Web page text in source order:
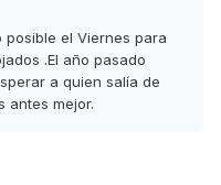
posible el Viernes para
.El año pasado
a quien salía de
antes mejor.